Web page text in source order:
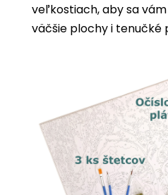
veľkostiach, aby sa
väčšie plochy i tenučké